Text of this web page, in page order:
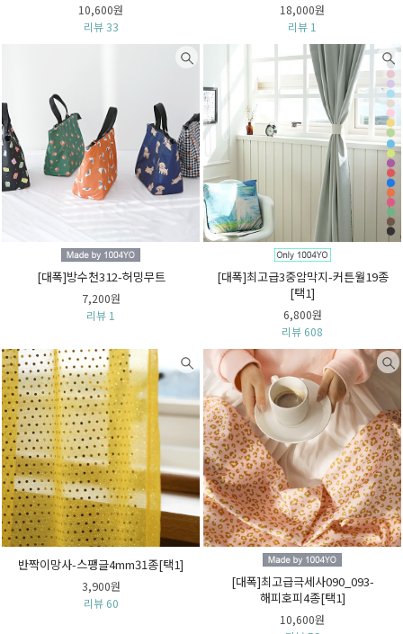
10,600원
리뷰 33
18,000원
리뷰 1
[대폭]방수천312-허밍무트
7,200원
리뷰 1
[대폭]최고급3중암막지-커튼월19종
[택1]
6,800원
리뷰 608
반짝이망사-스팽글4mm31종[택1]
3,900원
리뷰 60
[대폭]최고급극세사090_093-
해피호피4종[택1]
10,600원